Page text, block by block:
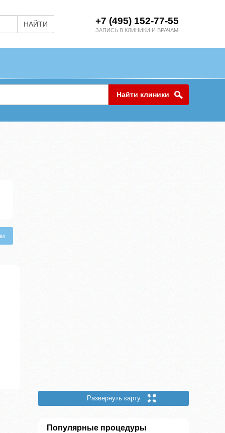
НАЙТИ +7 (495) 152-77-55
ЗАПИСЬ В КЛИНИКИ И ВРАЧАМ
Найти клиники
Развернуть карту
Популярные процедуры